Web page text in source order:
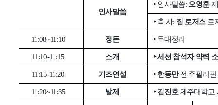
인사말씀
‣인사말씀: 오영훈
‣축 사: 짐 로저스 로
11:08~11:10 정돈 ‣무대정리
11:10-11:15 소개 ‣세션 참석자 약력
11:15-11:20 기조연설 ‣한동만 전 주필리
11:20~11:35 발제 ‣김진호 제주대학교